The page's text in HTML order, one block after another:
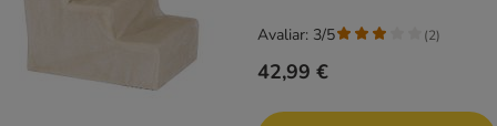
42,99 €
Avaliar: 3/5 (2)